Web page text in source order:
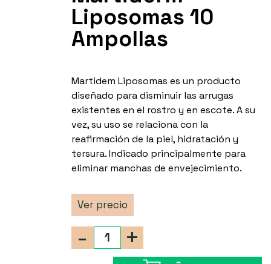
Liposomas 10
Ampollas
Martidem Liposomas es un producto
diseñado para disminuir las arrugas
existentes en el rostro y en escote. A su
vez, su uso se relaciona con la
reafirmación de la piel, hidratación y
tersura. Indicado principalmente para
eliminar manchas de envejecimiento.
Ver precio
+
-